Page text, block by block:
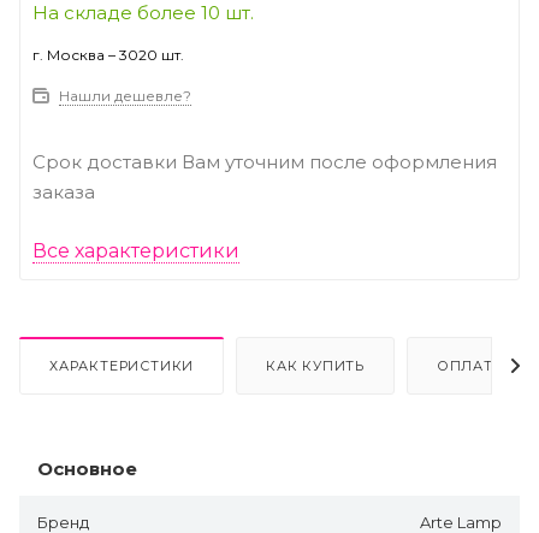
На складе более 10 шт.
г. Москва – 3020 шт.
Нашли дешевле?
Срок доставки Вам уточним после оформления
заказа
Все характеристики
ХАРАКТЕРИСТИКИ КАК КУПИТЬ ОПЛАТА
Основное
Бренд
Arte Lamp